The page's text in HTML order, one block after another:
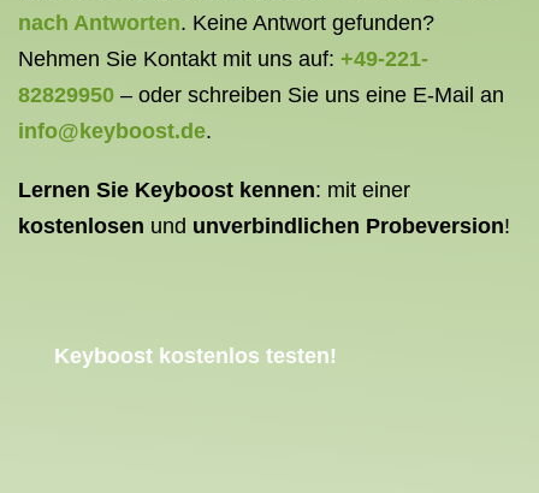
nach Antworten. Keine Antwort gefunden?
Nehmen Sie Kontakt mit uns auf: +49-221-
82829950 – oder schreiben Sie uns eine E-Mail an
info@keyboost.de.
Lernen Sie Keyboost kennen: mit einer
kostenlosen und unverbindlichen Probeversion!
Keyboost kostenlos testen!